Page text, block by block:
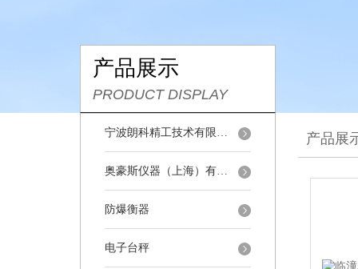
产品展示
PRODUCT DISPLAY
宁波朗科精工技术有限公司
奥豪斯仪器（上海）有限公司
防爆衡器
电子台秤
产品展